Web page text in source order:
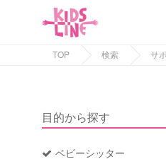
TOP 検索 サ
目的から探す
ベビーシッター